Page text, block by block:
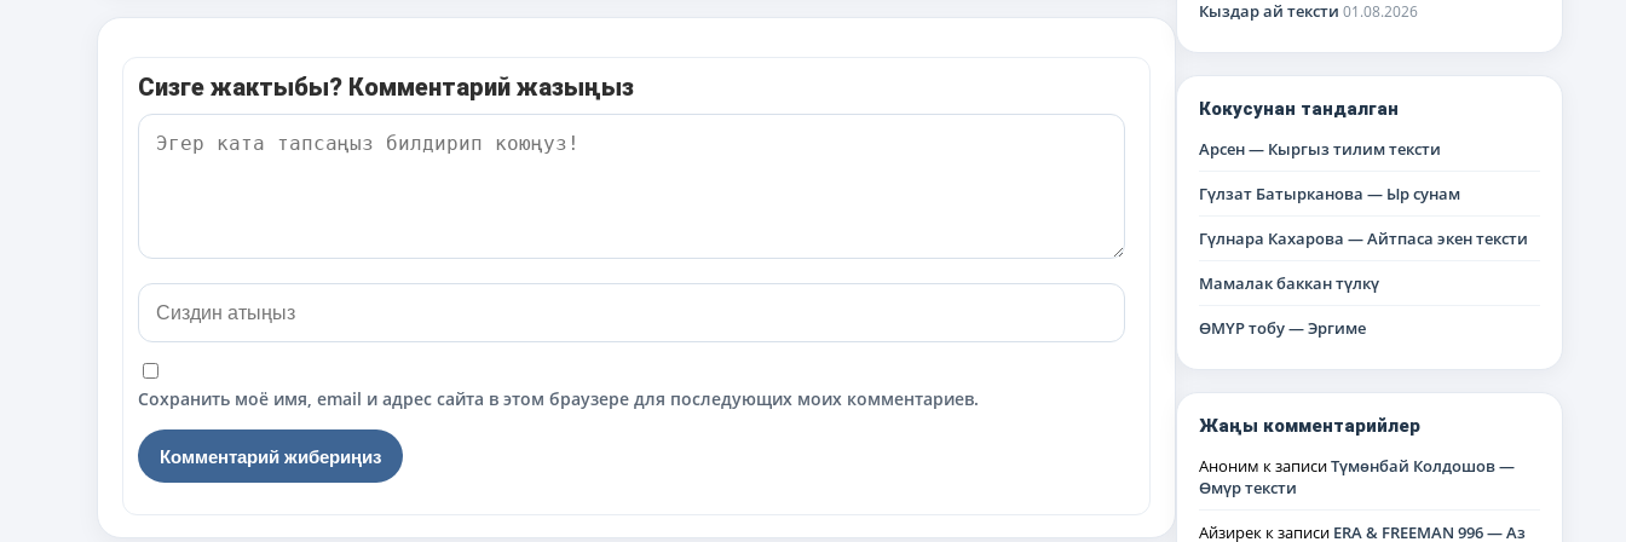
Кыздар ай тексти 01.08.2026
Кокусунан тандалган
Арсен — Кыргыз тилим тексти
Гүлзат Батырканова — Ыр сунам
Гүлнара Кахарова — Айтпаса экен тексти
Мамалак баккан түлкү
ӨМҮР тобу — Эргиме
Жаңы комментарийлер
Аноним к записиТүмөнбай Колдошов —
Өмүр тексти
Айзирек к записи ERA & FREEMAN 996 — Аз
Сизге жактыбы? Комментарий жазыңыз
Сохранить моё имя, email и адрес сайта в этом браузере для последующих моих комментариев.